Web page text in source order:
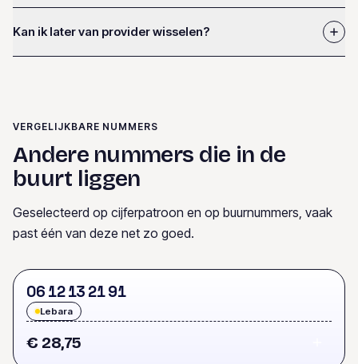
Kan ik later van provider wisselen?
VERGELIJKBARE NUMMERS
Andere nummers die in de
buurt liggen
Geselecteerd op cijferpatroon en op buurnummers, vaak
past één van deze net zo goed.
06 1213 2191
Lebara
€ 28,75